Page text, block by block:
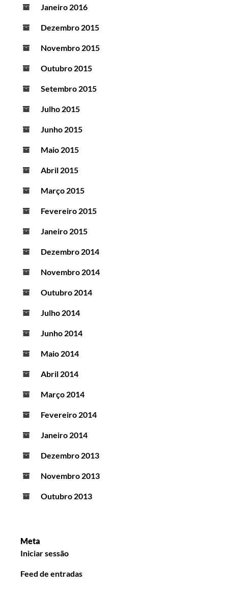
Janeiro 2016
Dezembro 2015
Novembro 2015
Outubro 2015
Setembro 2015
Julho 2015
Junho 2015
Maio 2015
Abril 2015
Março 2015
Fevereiro 2015
Janeiro 2015
Dezembro 2014
Novembro 2014
Outubro 2014
Julho 2014
Junho 2014
Maio 2014
Abril 2014
Março 2014
Fevereiro 2014
Janeiro 2014
Dezembro 2013
Novembro 2013
Outubro 2013
Meta
Iniciar sessão
Feed de entradas